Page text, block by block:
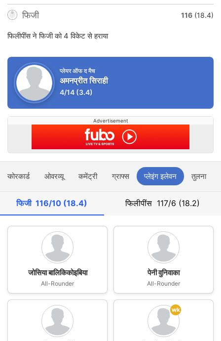
फिजी 116 (18.4)
फिलीपींस ने फिजी को 4 विकेट से हराया
प्लेयर ऑफ द मैच
अमनप्रीत सिराही
4/14 (3.4)
Advertisement
स्कोरकार्ड ओवरव्यू कमेंट्री ग्राफ्स प्लेइंग इलेवन तुलना
फिजी116/10 (18.4) फिलीपींस 117/6 (18.2)
जोसिया बालिकिकोइबिया
All-Rounder
पेनी वुनिवाका
All-Rounder
wk